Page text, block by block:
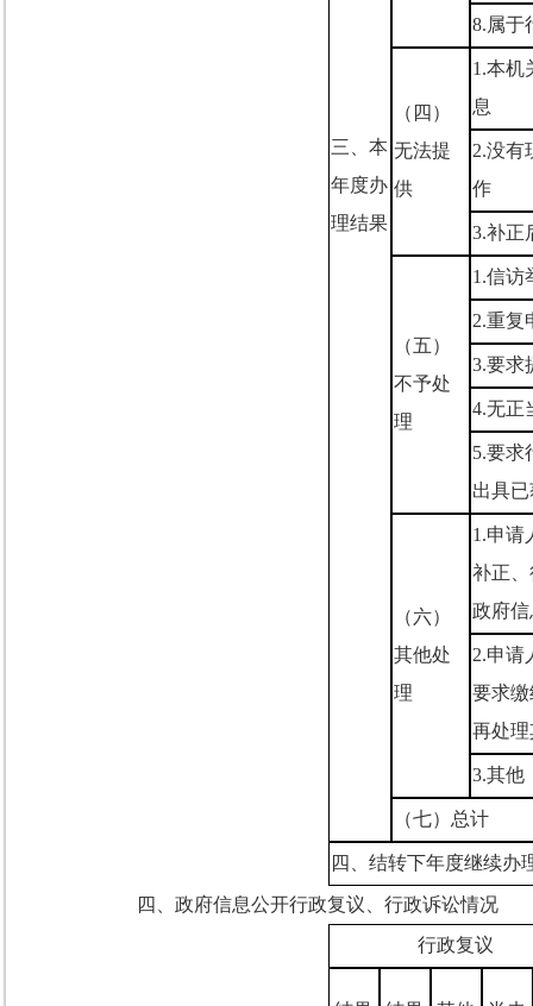
三、本
年度办
理结果
8.属于
（四）
无法提
供
1.本机
息
2.没有
作
3.补正
（五）
不予处
理
1.信访
2.重复
3.要求
4.无正
5.要求
出具
（六）
其他处
理
1.申请
补正
政府
2.申请
要求
再处
3.其他
（七）总计
四、结转下年度继续办
四、政府信息公开行政复议、行政诉讼情况
行政复议